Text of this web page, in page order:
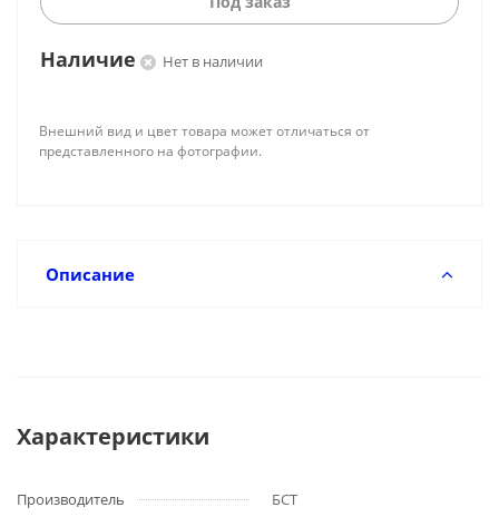
Наличие Нет в наличии
Внешний вид и цвет товара может отличаться от
представленного на фотографии.
Описание
Характеристики
Производитель
БСТ